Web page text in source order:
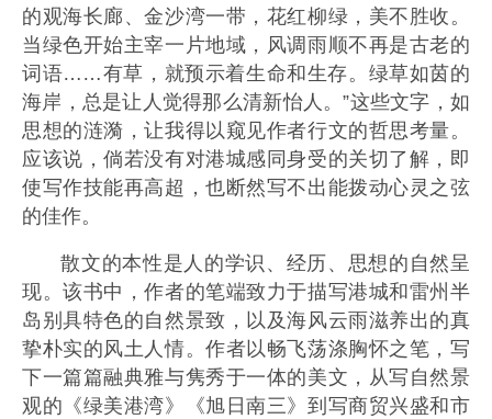
的观海长廊、金沙湾一带，花红柳绿，美不胜收。
当绿色开始主宰一片地域，风调雨顺不再是古老的
词语……有草，就预示着生命和生存。绿草如茵的
海岸，总是让人觉得那么清新怡人。”这些文字，如
思想的涟漪，让我得以窥见作者行文的哲思考量。
应该说，倘若没有对港城感同身受的关切了解，即
使写作技能再高超，也断然写不出能拨动心灵之弦
的佳作。
散文的本性是人的学识、经历、思想的自然呈
现。该书中，作者的笔端致力于描写港城和雷州半
岛别具特色的自然景致，以及海风云雨滋养出的真
挚朴实的风土人情。作者以畅飞荡涤胸怀之笔，写
下一篇篇融典雅与隽秀于一体的美文，从写自然景
观的《绿美港湾》《旭日南三》到写商贸兴盛和市